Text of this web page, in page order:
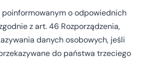
o odpowiednich
z art. 46 Rozporządzenia,
danych osobowych, jeśli
do państwa trzeciego